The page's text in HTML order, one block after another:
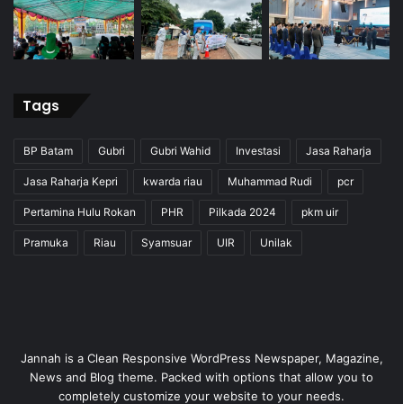
Tags
BP Batam Gubri Gubri Wahid Investasi Jasa Raharja
Jasa Raharja Kepri kwarda riau Muhammad Rudi pcr
Pertamina Hulu Rokan PHR Pilkada 2024 pkm uir
Pramuka Riau Syamsuar UIR Unilak
Jannah is a Clean Responsive WordPress Newspaper, Magazine,
News and Blog theme. Packed with options that allow you to
completely customize your website to your needs.